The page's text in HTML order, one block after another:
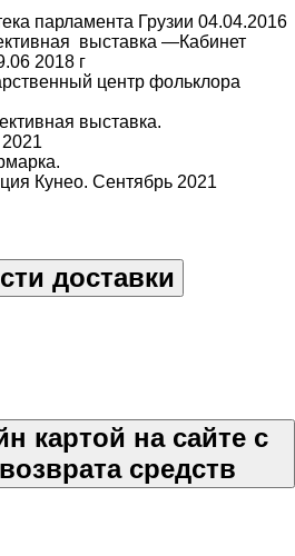
парламента Грузии 04.04.2016
выставка —Кабинет
2018 г
центр фольклора
выставка.
Кунео. Сентябрь 2021
доставки
картой на сайте с
средств